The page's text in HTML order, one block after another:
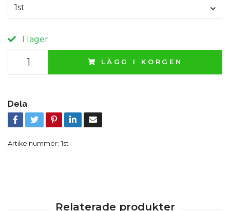
1st
I lager
LÄGG I KORGEN
Dela
Artikelnummer: 1st